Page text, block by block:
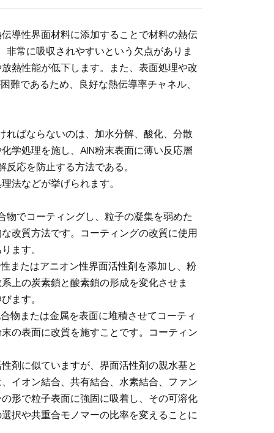
導性界面材料に添加することで材料の熱伝
常に吸収されやすいという欠点がありま
熱性能が低下します。また、表面処理や改
難であるため、良好な熱伝導率チャネル、
ればならないのは、加水分解、酸化、分散
学処理を施し、AlN粉末表面に薄い反応層
応を防止する方法である。
法などが挙げられます。
物でコーティングし、粒子の凝集を弱めた
改質方法です。コーティングの改質に使用
ます。
またはアニオン性界面活性剤を添加し、粉
上の炭素鎖と酸素鎖の形成を変化させま
ます。
物または金属を表面に堆積させてコーティ
の表面に改質を施すことです。コーティン
剤に似ていますが、界面活性剤の親水基と
イオン結合、共有結合、水素結合、ファン
形で粒子表面に強固に吸着し、その可溶化
択や共重合モノマーの比率を変えることに